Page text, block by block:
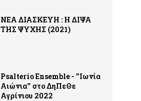
ΝΕΑ ΔΙΑΣΚΕΥΗ : Η ΔΙΨΑ
ΤΗΣ ΨΥΧΗΣ (2021)
Psalterio Ensemble - ''Ιωνία
Αιώνια'' στο ΔηΠεΘε
Αγρίνιου 2022